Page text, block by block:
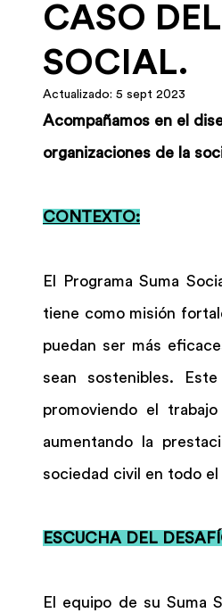
CASO
SOCIAL.
Actualizado: 5 sept 2023
Acompañamos en el
organizaciones de la
CONTEXTO:
El Programa Suma
tiene como misión
puedan ser más
sean sostenibles.
promoviendo el
aumentando la
sociedad civil en todo el
ESCUCHA DEL
El equipo de su Suma